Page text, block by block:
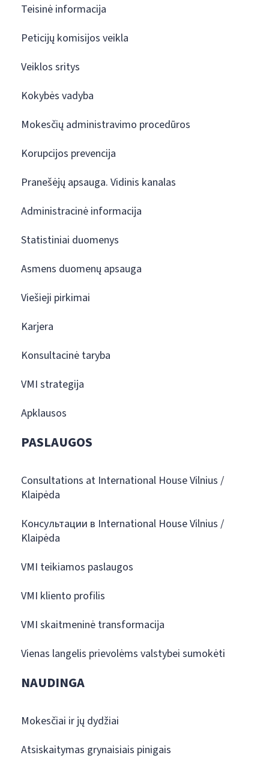
Teisinė informacija
Peticijų komisijos veikla
Veiklos sritys
Kokybės vadyba
Mokesčių administravimo procedūros
Korupcijos prevencija
Pranešėjų apsauga. Vidinis kanalas
Administracinė informacija
Statistiniai duomenys
Asmens duomenų apsauga
Viešieji pirkimai
Karjera
Konsultacinė taryba
VMI strategija
Apklausos
PASLAUGOS
Consultations at International House Vilnius /
Klaipėda
Консультации в International House Vilnius /
Klaipėda
VMI teikiamos paslaugos
VMI kliento profilis
VMI skaitmeninė transformacija
Vienas langelis prievolėms valstybei sumokėti
NAUDINGA
Mokesčiai ir jų dydžiai
Atsiskaitymas grynaisiais pinigais